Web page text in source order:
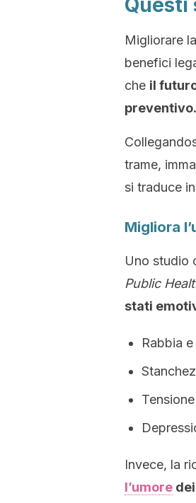
Questi
Migliorare
benefici
che il
preventivo.
trame,
si traduce in
Migliora
Uno studio
Public
stati
Rabbia
Invece, la
l’umore